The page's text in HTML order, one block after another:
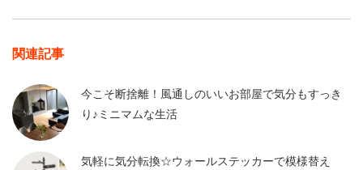
関連記事
今こそ断捨離！風通しのいいお部屋で気分もすっき
り♪ミニマムな生活
気軽に気分転換☆ウォールステッカーで模様替え